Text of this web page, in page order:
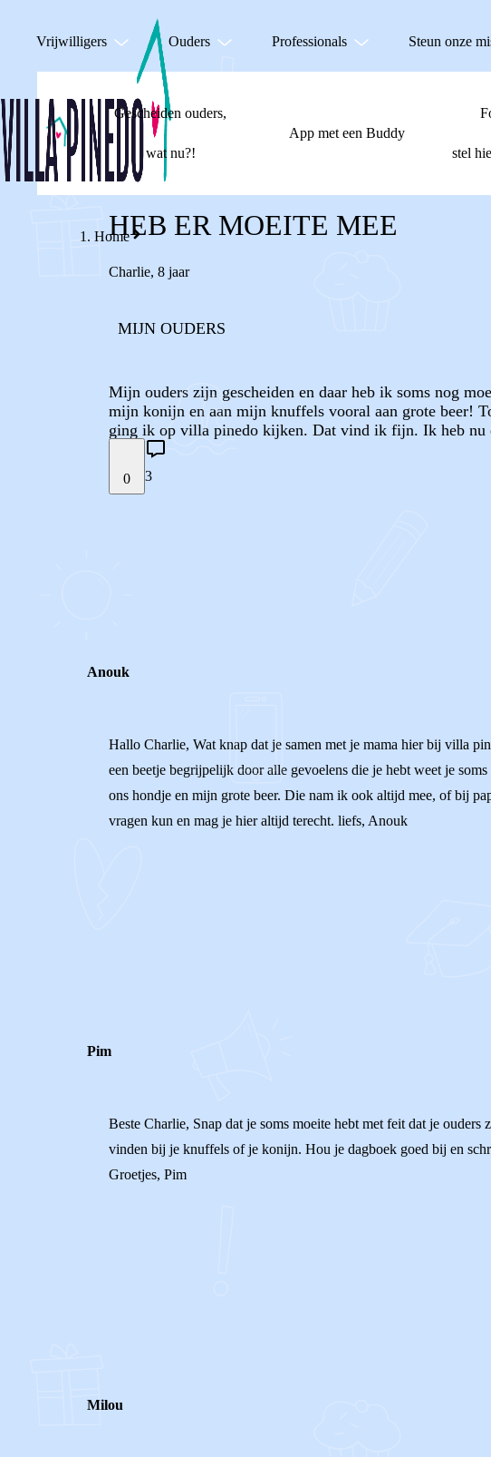
Vrijwilligers Ouders Professionals Steun onze
Gescheiden ouders,
wat nu?!
App met een Buddy
stel
Home
HEB ER MOEITE MEE
Charlie, 8 jaar
MIJN OUDERS
Mijn ouders zijn gescheiden en daar heb ik soms nog
mijn konijn en aan mijn knuffels vooral aan grote beer!
ging ik op villa pinedo kijken. Dat vind ik fijn. Ik heb nu
0 3
Anouk
Hallo Charlie, Wat knap dat je samen met je mama hier bij villa
een beetje begrijpelijk door alle gevoelens die je hebt weet je
ons hondje en mijn grote beer. Die nam ik ook altijd mee, of bij
vragen kun en mag je hier altijd terecht. liefs, Anouk
Pim
Beste Charlie, Snap dat je soms moeite hebt met feit dat je
vinden bij je knuffels of je konijn. Hou je dagboek goed bij en
Groetjes, Pim
Milou